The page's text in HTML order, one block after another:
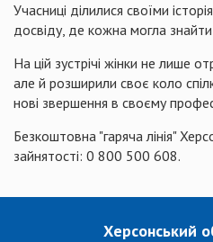
Учасниці ділилися своїми
досвіду, де кожна могла знайти
На цій зустрічі жінки не лише
але й розширили своє коло
нові звершення в своєму
Безкоштовна "гаряча лінія"
зайнятості: 0 800 500 608.
Херсонський